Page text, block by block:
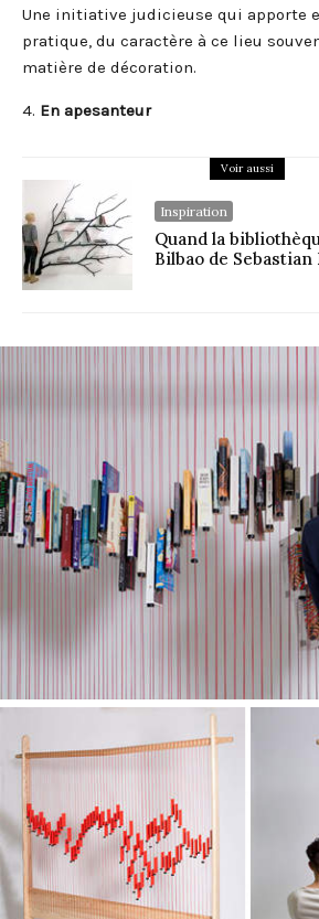
Une initiative judicieuse qui apporte
pratique, du caractère à ce lieu
matière de décoration.
4. En apesanteur
Voir aussi
Inspiration
Quand la
Bilbao de